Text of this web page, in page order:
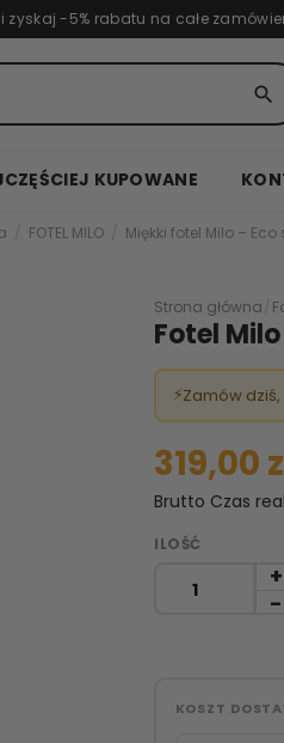
i zyskaj -5% rabatu na całe
search
KUPOWANE
FOTEL MILO Miękki fotel Milo – Eco
Strona główna
Fotel
⚡Zamów dziś,
319,00
Brutto Czas
ILOŚĆ
KOSZT